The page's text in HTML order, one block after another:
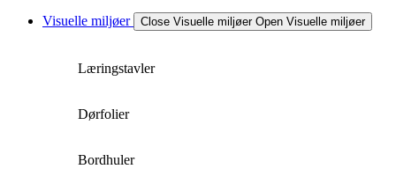
Visuelle miljøer Close Visuelle miljøer Open Visuelle miljøer
Læringstavler
Dørfolier
Bordhuler